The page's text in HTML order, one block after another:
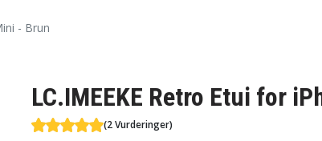
- Brun
LC.IMEEKE Retro Etui for
(2 Vurderinger)